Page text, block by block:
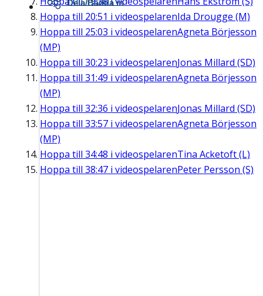
Hoppa till 20:51 i videospelarenIda Drougge (M)
Hoppa till 25:03 i videospelarenAgneta Börjesson
(MP)
Hoppa till 30:23 i videospelarenJonas Millard (SD)
Hoppa till 31:49 i videospelarenAgneta Börjesson
(MP)
Hoppa till 32:36 i videospelarenJonas Millard (SD)
Hoppa till 33:57 i videospelarenAgneta Börjesson
(MP)
Hoppa till 34:48 i videospelarenTina Acketoft (L)
Hoppa till 38:47 i videospelarenPeter Persson (S)
Dela/Bädda in